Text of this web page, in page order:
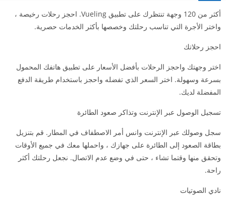
أكثر من 120 وجهة تنتظرك على تطبيق Vueling. احجز رحلات رخيصة ،
واختر الأجرة التي تناسب رحلتك وخصصها بأكثر الخدمات حصرية.
احجز رحلاتك
اختر وجهتك واحجز الرحلات بأفضل الأسعار على تطبيق هاتفك المحمول
بسرعة وسهولة. اختر السعر الذي تفضله واحجز باستخدام طريقة الدفع
المفضلة لديك.
تسجيل الوصول عبر الإنترنت وتذاكر صعود الطائرة
سجل وصولك عبر الإنترنت وانس أمر الاصطفاف في المطار. قم بتنزيل
بطاقة الصعود إلى الطائرة على جهازك ، واحملها معك في جميع الأوقات
وتحقق منها وقتما تشاء ، حتى في وضع عدم الاتصال. نجعل رحلتك أكثر
راحة.
نادي الصوتيات